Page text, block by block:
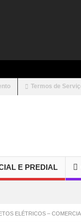
Termos de
E PREDIAL
ELÉTRICOS –